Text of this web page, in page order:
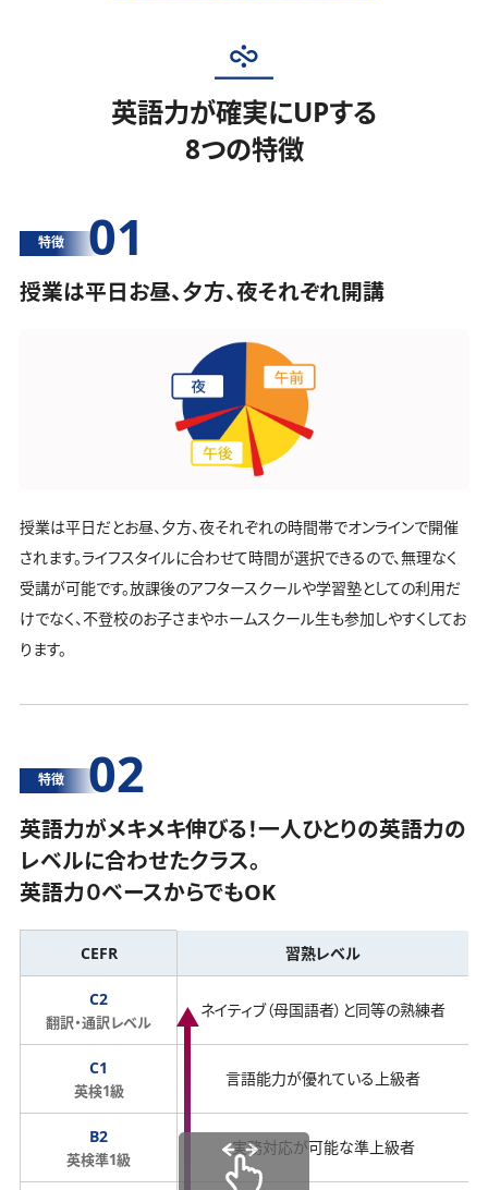
英語力が確実にUPする
8つの特徴
特徴 01
授業は平日お昼、夕方、夜それぞれ開講
授業は平日だとお昼、夕方、夜それぞれの時間帯でオンラインで開催
されます。ライフスタイルに合わせて時間が選択できるので、無理なく
受講が可能です。放課後のアフタースクールや学習塾としての利用だ
けでなく、不登校のお子さまやホームスクール生も参加しやすくしてお
ります。
特徴 02
英語力がメキメキ伸びる！一人ひとりの英語力の
レベルに合わせたクラス。
英語力０ベースからでもOK
CEFR 習熟レベル
C2
翻訳・通訳レベル
ネイティブ（母国語者）と同等の熟練者
C1
英検1級
言語能力が優れている上級者
B2
英検準1級
実務対応が可能な準上級者